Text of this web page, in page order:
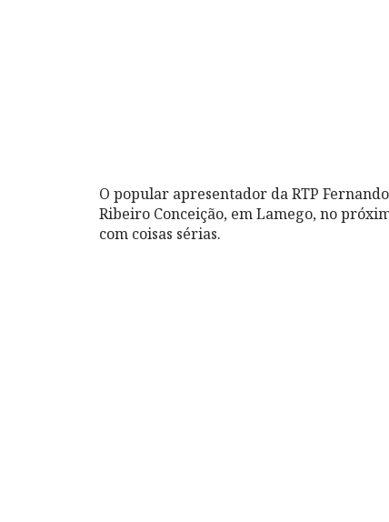
O popular apresentador da RTP
Ribeiro Conceição, em Lamego, no
com coisas sérias.